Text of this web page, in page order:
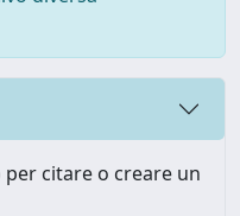
citare o creare un